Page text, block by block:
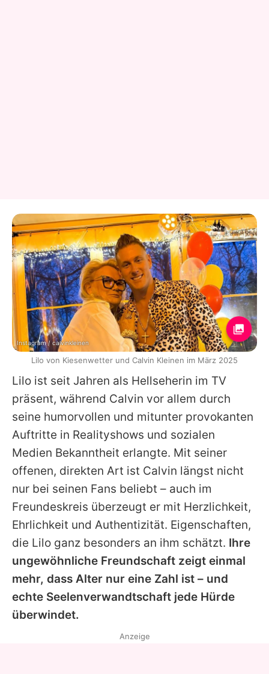
Lilo ist seit Jahren als Hellseherin im TV
präsent, während Calvin vor allem durch
seine humorvollen und mitunter provokanten
Auftritte in Realityshows und sozialen
Medien Bekanntheit erlangte. Mit seiner
offenen, direkten Art ist Calvin längst nicht
nur bei seinen Fans beliebt – auch im
Freundeskreis überzeugt er mit Herzlichkeit,
Ehrlichkeit und Authentizität. Eigenschaften,
die Lilo ganz besonders an ihm schätzt. Ihre
ungewöhnliche Freundschaft zeigt einmal
mehr, dass Alter nur eine Zahl ist – und
echte Seelenverwandtschaft jede Hürde
überwindet.
Instagram / calvinkleinen
Lilo von Kiesenwetter und Calvin Kleinen im März 2025
Anzeige